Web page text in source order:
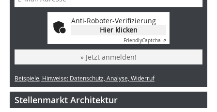
Anti-Roboter-Verifizierung
Hier klicken
FriendlyCaptcha ⇗
» Jetzt anmelden!
Beispiele, Hinweise: Datenschutz, Analyse, Widerruf
Stellenmarkt Architektur